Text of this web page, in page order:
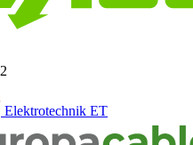
2
Elektrotechnik ET